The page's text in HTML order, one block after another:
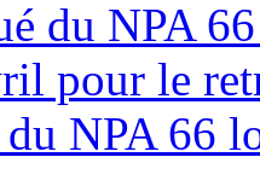
du NPA
pour le
NPA 66